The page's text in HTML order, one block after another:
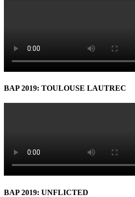
BAP 2019: TOULOUSE LAUTREC
BAP 2019: UNFLICTED